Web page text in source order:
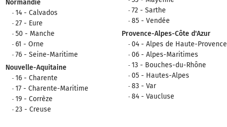
Normandie
14 - Calvados
27 - Eure
50 - Manche
61 - Orne
76 - Seine-Maritime
Nouvelle-Aquitaine
16 - Charente
17 - Charente-Maritime
19 - Corrèze
23 - Creuse
72 - Sarthe
85 - Vendée
Provence-Alpes-Côte d'Azur
04 - Alpes de Haute-Provence
06 - Alpes-Maritimes
13 - Bouches-du-Rhône
05 - Hautes-Alpes
83 - Var
84 - Vaucluse